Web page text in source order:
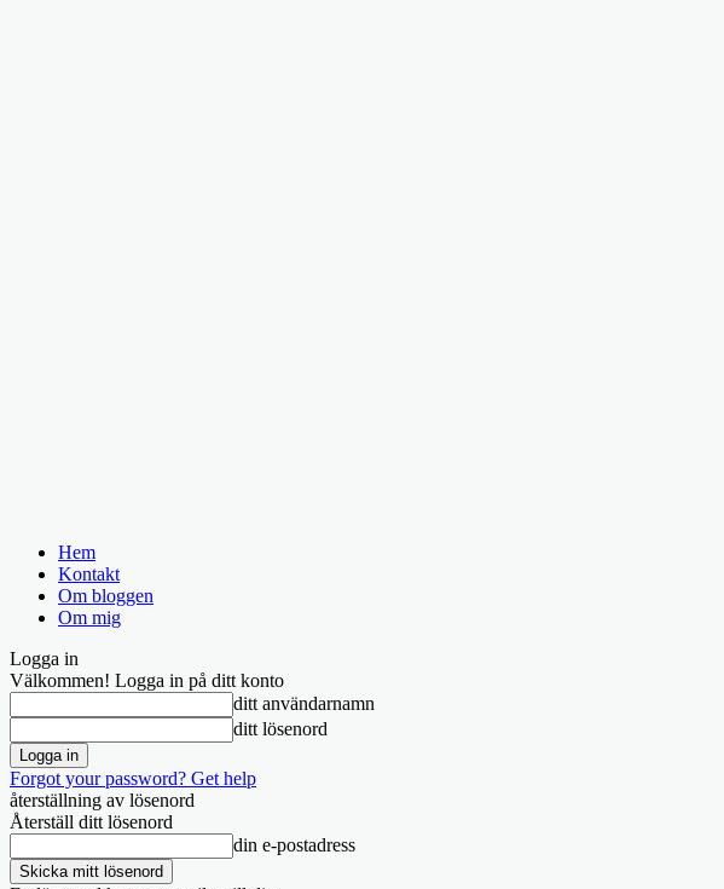
Hem
Kontakt
Om bloggen
Om mig
Logga in
Välkommen! Logga in på ditt konto
ditt användarnamn
ditt lösenord
Forgot your password? Get help
återställning av lösenord
Återställ ditt lösenord
din e-postadress